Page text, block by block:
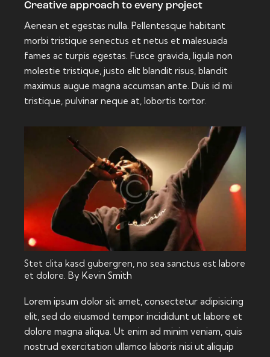
Creative approach to every project
Aenean et egestas nulla. Pellentesque habitant
morbi tristique senectus et netus et malesuada
fames ac turpis egestas. Fusce gravida, ligula non
molestie tristique, justo elit blandit risus, blandit
maximus augue magna accumsan ante. Duis id mi
tristique, pulvinar neque at, lobortis tortor.
Stet clita kasd gubergren, no sea sanctus est labore
et dolore. By Kevin Smith
Lorem ipsum dolor sit amet, consectetur adipisicing
elit, sed do eiusmod tempor incididunt ut labore et
dolore magna aliqua. Ut enim ad minim veniam, quis
nostrud exercitation ullamco laboris nisi ut aliquip